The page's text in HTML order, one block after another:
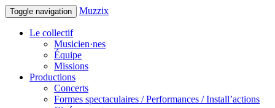
Toggle navigation Muzzix
Le collectif
Musicien·nes
Équipe
Missions
Productions
Concerts
Formes spectaculaires / Performances / Install’actions